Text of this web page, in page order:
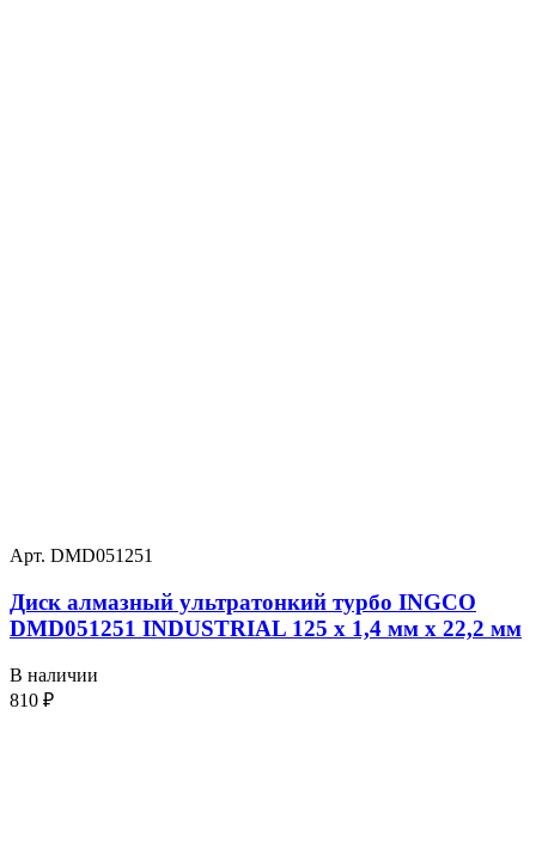
Арт. DMD051251
Диск алмазный ультратонкий турбо INGCO
DMD051251 INDUSTRIAL 125 х 1,4 мм x 22,2 мм
В наличии
810 ₽